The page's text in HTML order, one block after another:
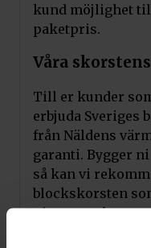
kund möjlighet
paketpris.
Våra
Till er kunder
erbjuda Sveriges
från Näldens
garanti. Bygger
så kan vi
blockskorsten